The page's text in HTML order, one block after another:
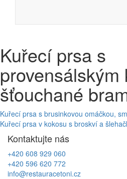
content
Kuřecí prsa s
provensálským
šťouchané
Navigace
pro
příspěvek
Kuřecí prsa s brusinkovou omáčkou,
Kuřecí prsa v kokosu s broskví a
Kontaktujte nás
+420 608 929 060
+420 596 620 772
info@restauracetoni.cz